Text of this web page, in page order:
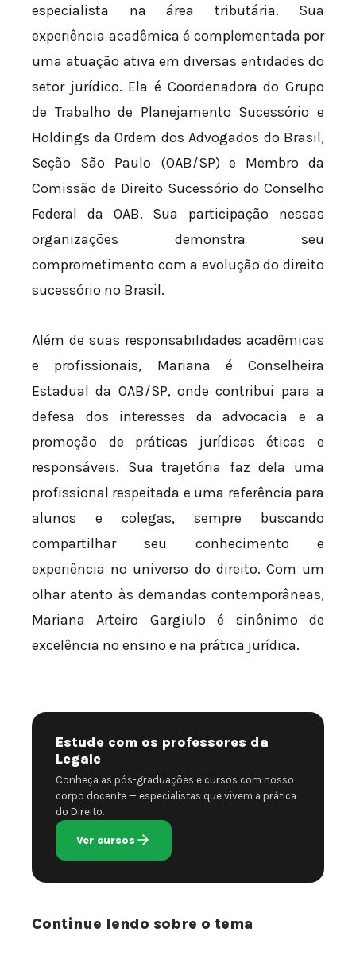
especialista na área tributária. Sua
experiência acadêmica é complementada por
uma atuação ativa em diversas entidades do
setor jurídico. Ela é Coordenadora do Grupo
de Trabalho de Planejamento Sucessório e
Holdings da Ordem dos Advogados do Brasil,
Seção São Paulo (OAB/SP) e Membro da
Comissão de Direito Sucessório do Conselho
Federal da OAB. Sua participação nessas
organizações demonstra seu
comprometimento com a evolução do direito
sucessório no Brasil.
Além de suas responsabilidades acadêmicas
e profissionais, Mariana é Conselheira
Estadual da OAB/SP, onde contribui para a
defesa dos interesses da advocacia e a
promoção de práticas jurídicas éticas e
responsáveis. Sua trajetória faz dela uma
profissional respeitada e uma referência para
alunos e colegas, sempre buscando
compartilhar seu conhecimento e
experiência no universo do direito. Com um
olhar atento às demandas contemporâneas,
Mariana Arteiro Gargiulo é sinônimo de
excelência no ensino e na prática jurídica.
Estude com os professores da
Legale
Conheça as pós-graduações e cursos com nosso
corpo docente — especialistas que vivem a prática
do Direito.
Ver cursos
Continue lendo sobre o tema